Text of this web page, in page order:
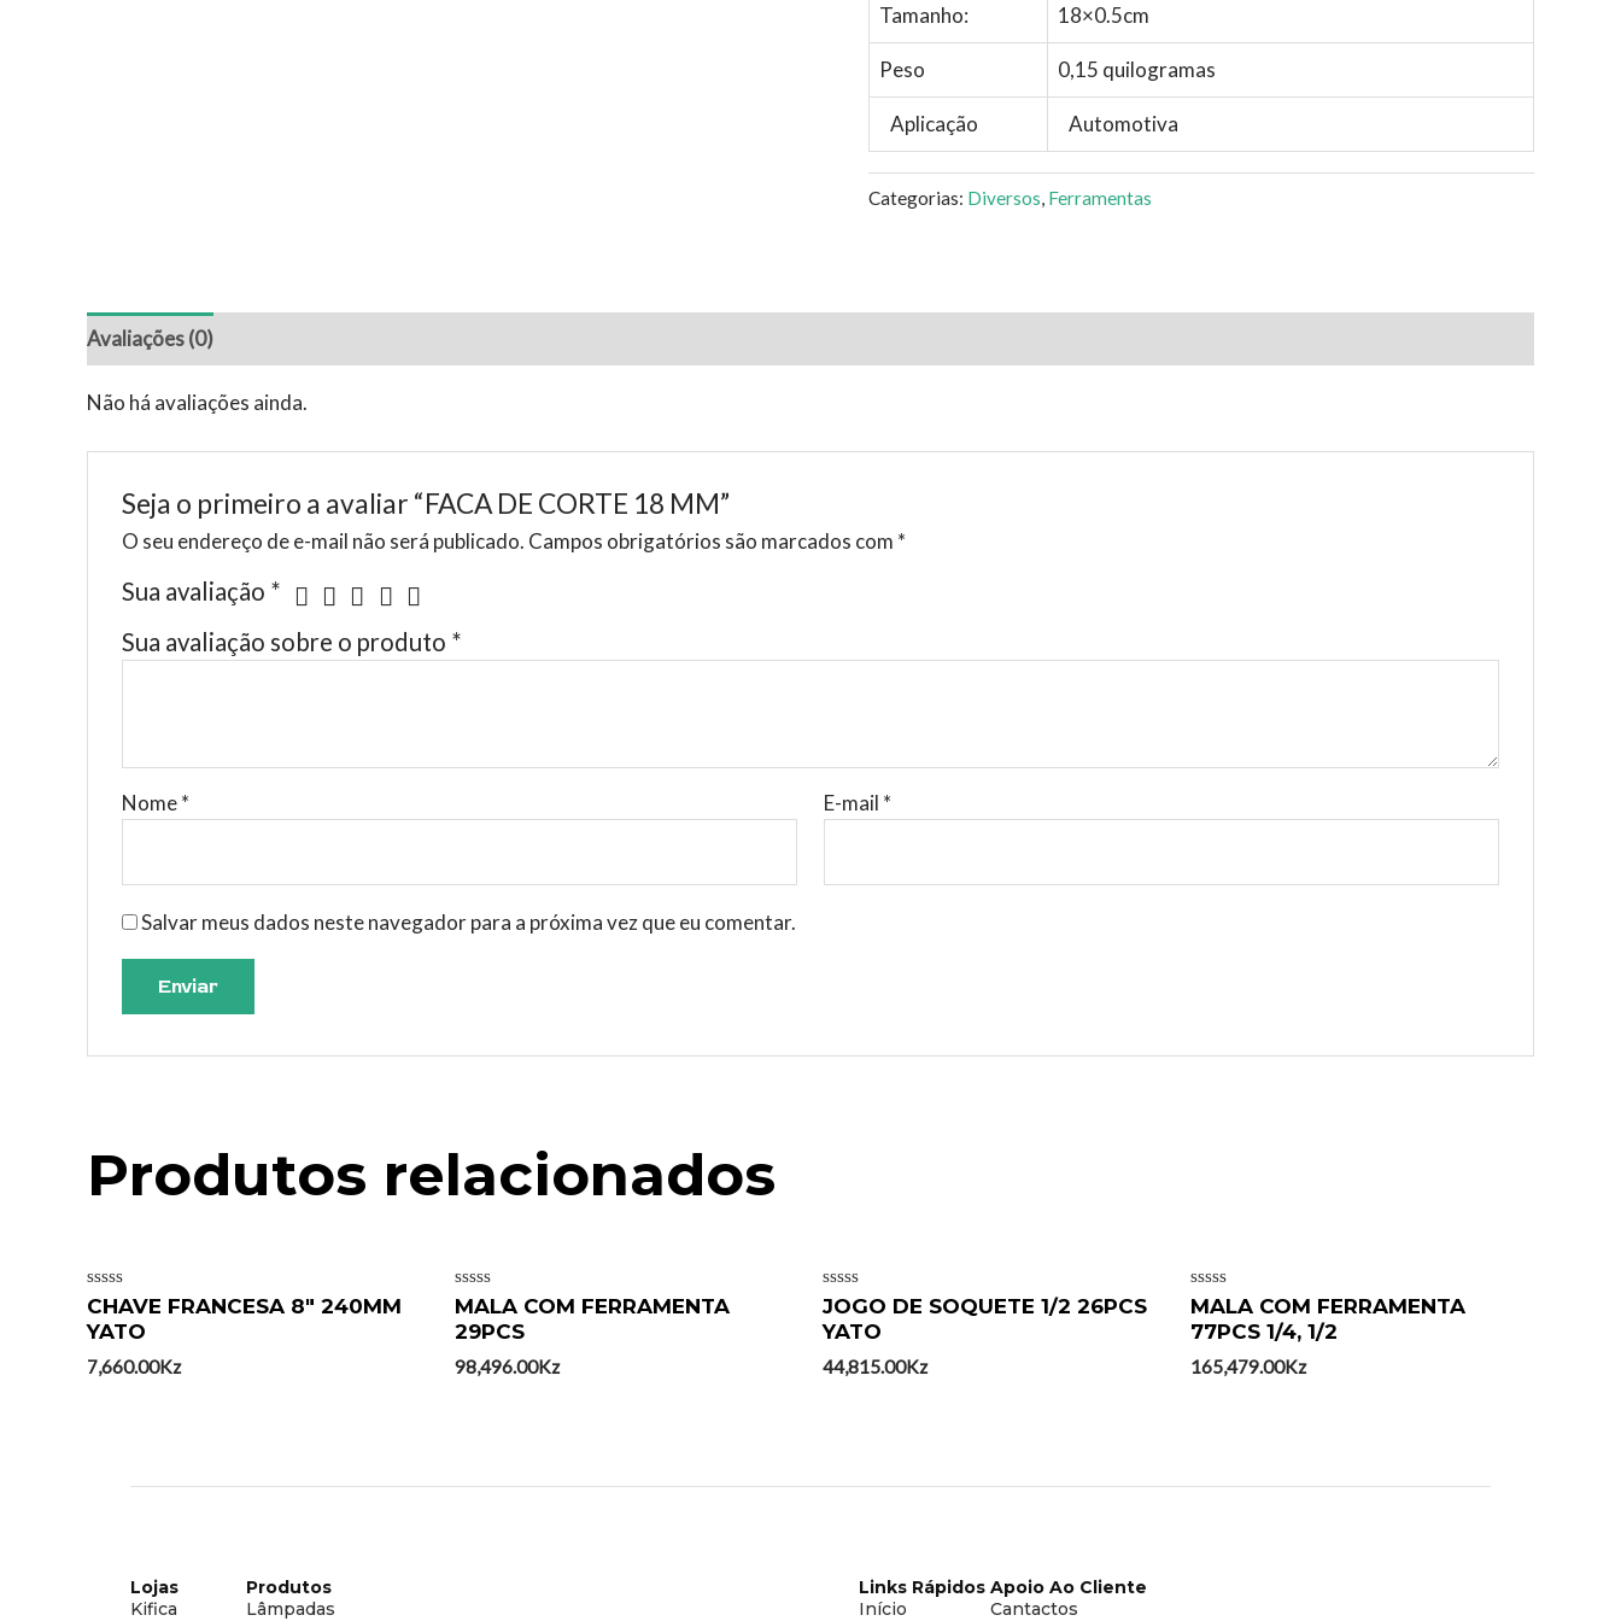
Tamanho: 18×0.5cm
Peso 0,15 quilogramas
Aplicação Automotiva
Categorias: Diversos, Ferramentas
Avaliações (0)
Não há avaliações ainda.
Seja o primeiro a avaliar “FACA DE CORTE 18 MM”
O seu endereço de e-mail não será publicado. Campos obrigatórios são marcados com *
Sua avaliação *
Sua avaliação sobre o produto *
Nome* E-mail *
Salvar meus dados neste navegador para a próxima vez que eu comentar.
Produtos relacionados
Avaliação
0
de
CHAVE FRANCESA 8″ 240MM
YATO
7,660.00Kz
Avaliação
0
de
MALA COM FERRAMENTA
29PCS
98,496.00Kz
Avaliação
0
de
JOGO DE SOQUETE 1/2 26PCS
YATO
44,815.00Kz
Avaliação
0
de
MALA COM FERRAMENTA
77PCS 1/4, 1/2
165,479.00Kz
Lojas
Kifica
Produtos
Lâmpadas
Links Rápidos
Início
Apoio Ao Cliente
Cantactos